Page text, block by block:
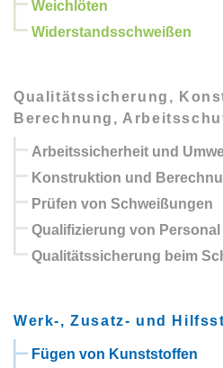
Weichlöten
Widerstandsschweißen
Qualitätssicherung,
Berechnung,
Arbeitssicherheit und
Konstruktion und
Prüfen von Schweißungen
Qualifizierung von Personal
Qualitätssicherung beim
Werk-, Zusatz- und
Fügen von Kunststoffen